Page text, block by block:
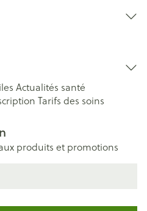
Actualités santé
Tarifs des soins
produits et promotions